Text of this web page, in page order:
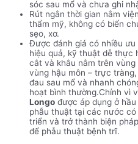
sóc sau mổ và chưa ghi
Rút ngắn thời gian nằm
thẩm mỹ, không có biến
sẹo, xơ.
Được đánh giá có nhiều ưu
hiệu quả, kỹ thuật dễ thực
cắt và khâu nằm trên
vùng hậu môn – trực
đau sau mổ và nhanh
hoạt bình thường.Chính vì
Longo được áp dụng ở
phẫu thuật tại các nước
triển và trở thành biện
để phẫu thuật bệnh trĩ.